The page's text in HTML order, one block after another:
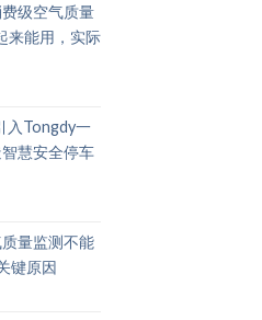
级空气质量
来能用，实际
入Tongdy一
慧安全停车
量监测不能
键原因